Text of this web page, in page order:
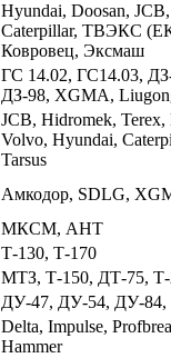
Hyundai, Doosan,
Caterpillar, ТВЭКС
Ковровец, Эксмаш
ГС 14.02, ГС14.03,
ДЗ-98, XGMA,
JCB, Hidromek, Terex,
Volvo, Hyundai,
Tarsus
Амкодор, SDLG,
МКСМ, АНТ
Т-130, Т-170
МТЗ, Т-150, ДТ-75, Т-
ДУ-47, ДУ-54, ДУ-84,
Delta, Impulse,
Hammer